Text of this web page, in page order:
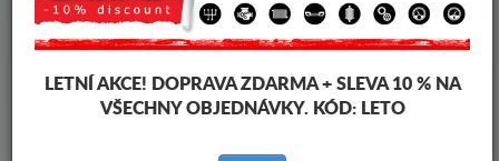
Kryt pod motor Dacia Kryt pod motor Dacia Duster II
vozidel
Značky vozidel
Zpět na produkty
LETNÍ AKCE! DOPRAVA ZDARMA + SLEVA 10 % NA
VŠECHNY OBJEDNÁVKY. KÓD: LETO